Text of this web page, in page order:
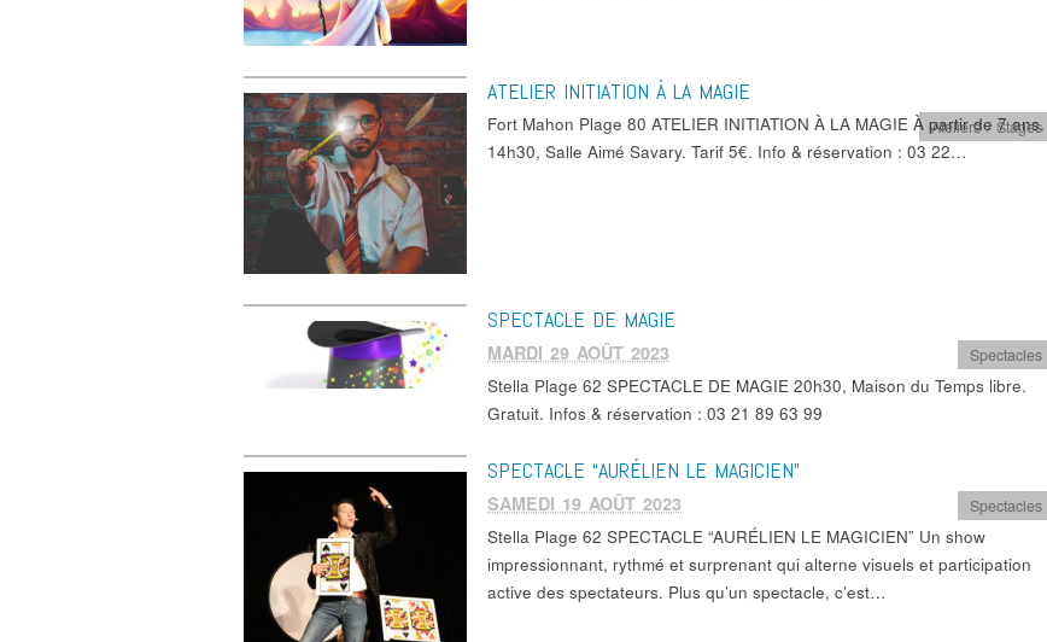
ATELIER INITIATION À LA MAGIE
Ateliers / Stages
Fort Mahon Plage 80 ATELIER INITIATION À LA MAGIE À partir de 7 ans.
14h30, Salle Aimé Savary. Tarif 5€. Info & réservation : 03 22…
SPECTACLE DE MAGIE
MARDI 29 AOÛT 2023 Spectacles
Stella Plage 62 SPECTACLE DE MAGIE 20h30, Maison du Temps libre.
Gratuit. Infos & réservation : 03 21 89 63 99
SPECTACLE “AURÉLIEN LE MAGICIEN”
SAMEDI 19 AOÛT 2023 Spectacles
Stella Plage 62 SPECTACLE “AURÉLIEN LE MAGICIEN” Un show
impressionnant, rythmé et surprenant qui alterne visuels et participation
active des spectateurs. Plus qu’un spectacle, c’est…